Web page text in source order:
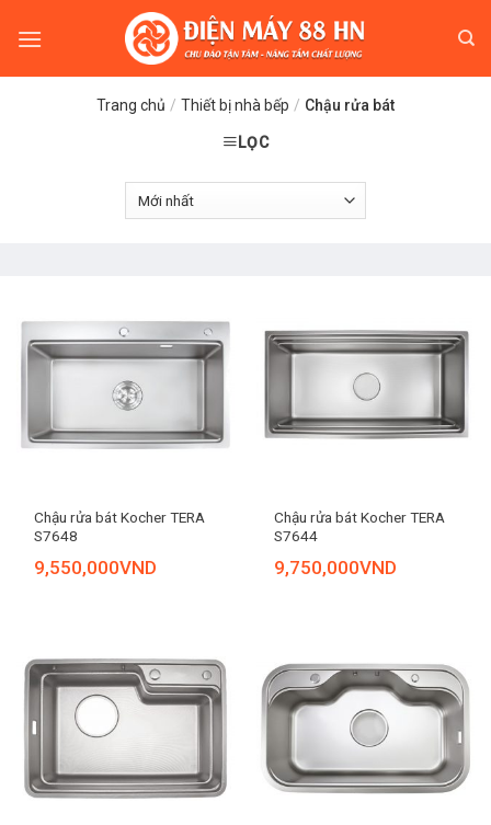
Trang chủ / Thiết bị nhà bếp / Chậu rửa bát
LỌC
Chậu rửa bát Kocher TERA
S7648
9,550,000VND
Chậu rửa bát Kocher TERA
S7644
9,750,000VND